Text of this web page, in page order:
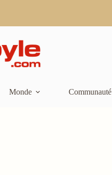
Monde Communauté